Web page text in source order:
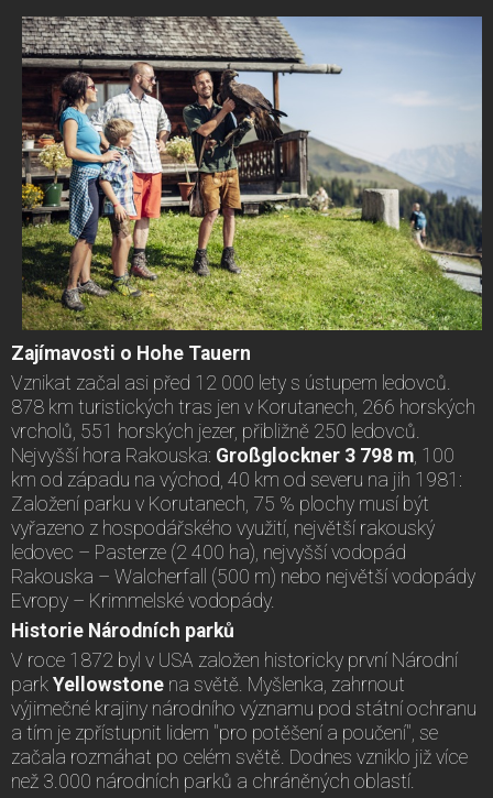
Zajímavosti o Hohe Tauern
Vznikat začal asi před 12 000 lety s ústupem ledovců.
878 km turistických tras jen v Korutanech, 266 horských
vrcholů, 551 horských jezer, přibližně 250 ledovců.
Nejvyšší hora Rakouska: Großglockner 3 798 m , 100
km od západu na východ, 40 km od severu na jih 1981:
Založení parku v Korutanech, 75 % plochy musí být
vyřazeno z hospodářského využití, největší rakouský
ledovec – Pasterze (2 400 ha), nejvyšší vodopád
Rakouska – Walcherfall (500 m) nebo největší vodopády
Evropy – Krimmelské vodopády.
Historie Národních parků
V roce 1872 byl v USA založen historicky první Národní
park Yellowstone na světě. Myšlenka, zahrnout
výjimečné krajiny národního významu pod státní ochranu
a tím je zpřístupnit lidem "pro potěšení a poučení", se
začala rozmáhat po celém světě. Dodnes vzniklo již více
než 3.000 národních parků a chráněných oblastí.